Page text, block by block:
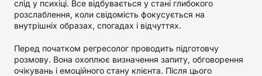
слід у психіці. Все відбувається у стані глибокого
розслаблення, коли свідомість фокусується на
внутрішніх образах, спогадах і відчуттях.
Перед початком регресолог проводить підготовчу
розмову. Вона охоплює визначення запиту, обговорення
очікувань і емоційного стану клієнта. Після цього